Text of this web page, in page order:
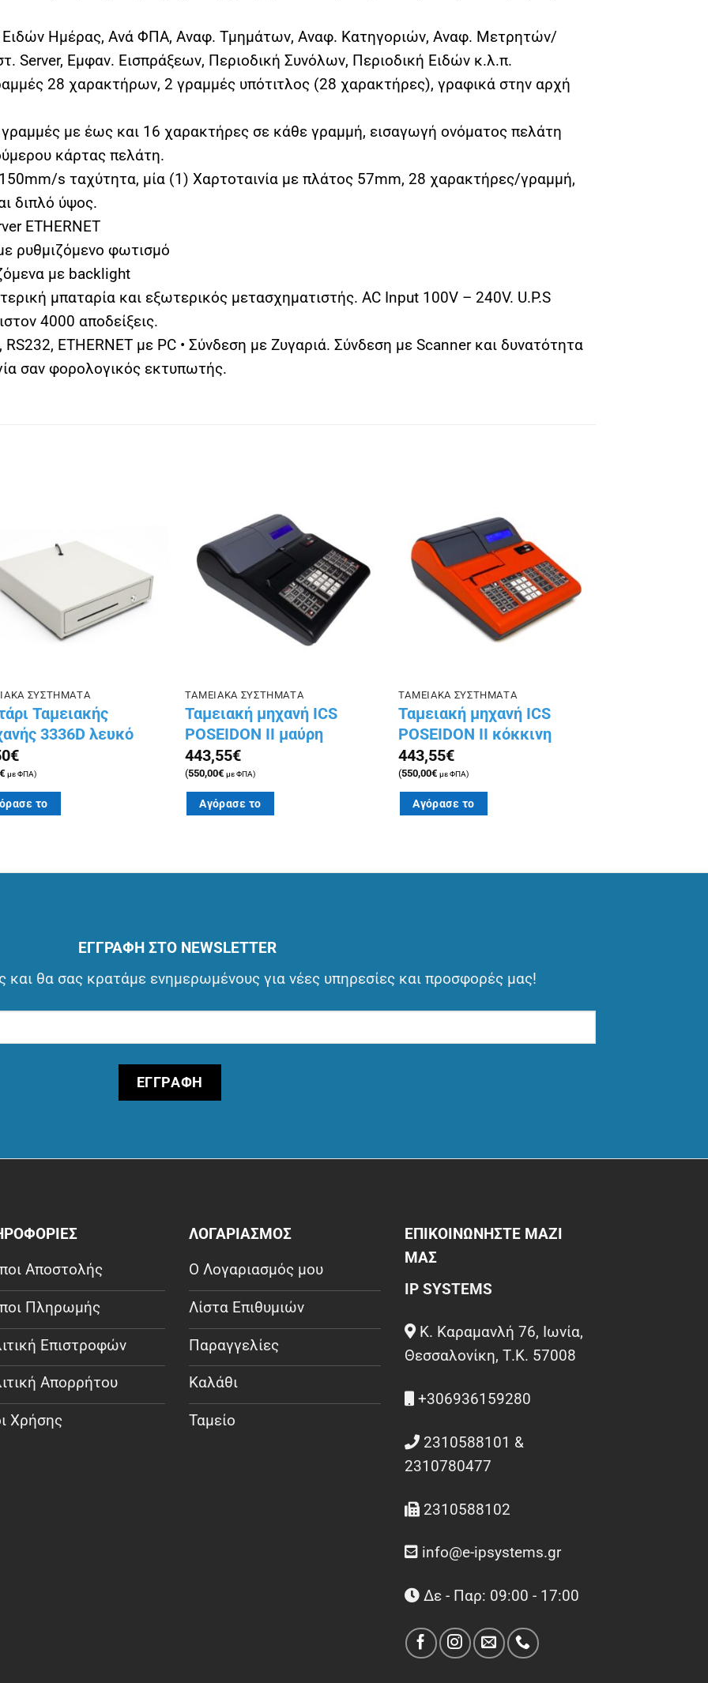
Ημέρας, Ανά ΦΠΑ, Aναφ. Τμημάτων, Aναφ. Κατηγοριών, Aναφ. Μετρητών/
Server, Εμφαν. Εισπράξεων, Περιοδική Συνόλων, Περιοδική Ειδών κ.λ.π.
28 χαρακτήρων, 2 γραμμές υπότιτλος (28 χαρακτήρες), γραφικά στην αρχή
με έως και 16 χαρακτήρες σε κάθε γραμμή, εισαγωγή ονόματος πελάτη
κάρτας πελάτη.
s ταχύτητα, μία (1) Χαρτοταινία με πλάτος 57mm, 28 χαρακτήρες/γραμμή,
διπλό ύψος.
ETHERNET
ρυθμιζόμενο φωτισμό
με backlight
μπαταρία και εξωτερικός μετασχηματιστής. AC Input 100V – 240V. U.P.S
4000 αποδείξεις.
ETHERNET με PC • Σύνδεση με Ζυγαριά. Σύνδεση με Scanner και δυνατότητα
σαν φορολογικός εκτυπωτής.
επιθυμιών
ΣΥΣΤΗΜΑΤΑ
Ταμειακής
3336D λευκό
€
με ΦΠΑ)
το
στην λίστα
επιθυμιών
ΤΑΜΕΙΑΚΑ ΣΥΣΤΗΜΑΤΑ
Ταμειακή μηχανή ICS
POSEIDON II μαύρη
443,55€
(550,00€ με ΦΠΑ)
Αγόρασε το
στην λίστα
επιθυμιών
ΤΑΜΕΙΑΚΑ ΣΥΣΤΗΜΑΤΑ
Ταμειακή μηχανή ICS
POSEIDON II κόκκινη
443,55€
(550,00€ με ΦΠΑ)
Αγόρασε το
ΕΓΓΡΑΦΗ ΣΤΟ NEWSLETTER
θα σας κρατάμε ενημερωμένους για νέες υπηρεσίες και προσφορές μας!
Αποστολής
Πληρωμής
Επιστροφών
Απορρήτου
Χρήσης
ΛΟΓΑΡΙΑΣΜΟΣ
Ο Λογαριασμός μου
Λίστα Επιθυμιών
Παραγγελίες
Καλάθι
Ταμείο
ΕΠΙΚΟΙΝΩΝΗΣΤΕ ΜΑΖΙ
ΜΑΣ
IP SYSTEMS
Κ. Καραμανλή 76, Ιωνία,
Θεσσαλονίκη, Τ.Κ. 57008
+306936159280
2310588101 &
2310780477
2310588102
info@e-ipsystems.gr
Δε - Παρ: 09:00 - 17:00